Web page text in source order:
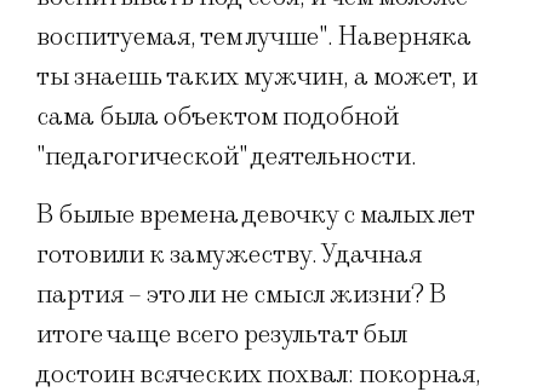
воспитуемая, тем лучше". Наверняка
ты знаешь таких мужчин, а может, и
сама была объектом подобной
"педагогической" деятельности.
В былые времена девочку с малых лет
готовили к замужеству. Удачная
партия – это ли не смысл жизни? В
итоге чаще всего результат был
достоин всяческих похвал: покорная,